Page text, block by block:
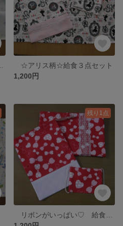
☆アリス柄☆給食３点セット
1,200円
残り1点